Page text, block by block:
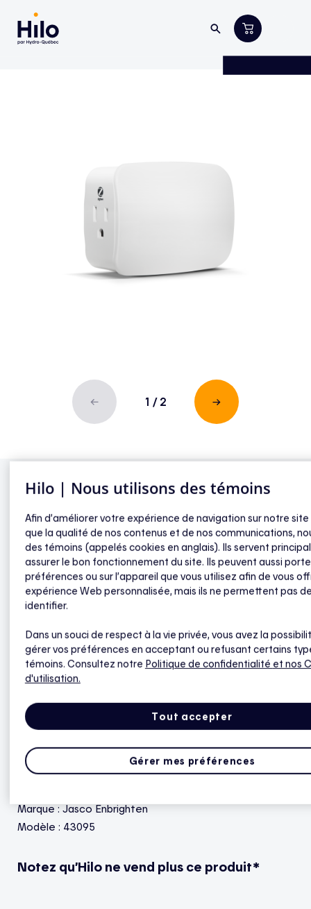
1 / 2
Prise murale
intelligente
La prise murale intelligente vous permet
de gérer vos appareils à partir de l'appli
Hilo, où que vous soyez
Puissance en temps réel - pour gérer et
optimiser votre consommation
facilement
Marque : Jasco Enbrighten
Modèle : 43095
Notez qu’Hilo ne vend plus ce produit*
Hilo | Nous utilisons des témoins
Afin d’améliorer votre expérience de navigation sur notre site
que la qualité de nos contenus et de nos communications,
des témoins (appelés cookies en anglais). Ils servent
assurer le bon fonctionnement du site. Ils peuvent aussi
préférences ou sur l’appareil que vous utilisez afin de vous
expérience Web personnalisée, mais ils ne permettent pas
identifier.
Dans un souci de respect à la vie privée, vous avez la
gérer vos préférences en acceptant ou refusant certains
témoins. Consultez notre Politique de confidentialité et nos
d'utilisation.
Tout accepter
Gérer mes préférences